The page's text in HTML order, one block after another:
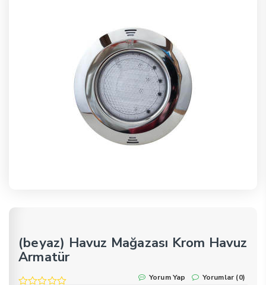
(beyaz) Havuz Mağazası Krom Havuz
Armatür
Yorum Yap Yorumlar (0)